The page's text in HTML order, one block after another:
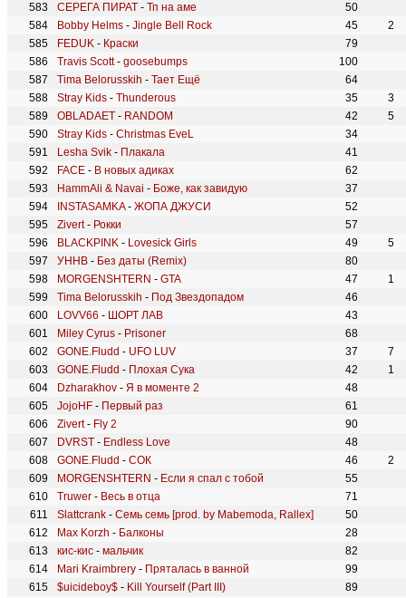
СЕРЕГА ПИРАТ - Тп на аме
50
Bobby Helms - Jingle Bell Rock 45
2
FEDUK - Краски
79
Travis Scott- goosebumps
100
Tima Belorusskih - Тает Ещё
64
Stray Kids - Thunderous 35
3
OBLADAET - RANDOM 42
5
Stray Kids - Christmas EveL
34
Lesha Svik - Плакала
41
FACE - В новых адиках
62
HammAli & Navai - Боже, как завидую
37
INSTASAMKA- ЖОПА ДЖУСИ
52
Zivert- Рокки
57
BLACKPINK - Lovesick Girls 49
5
УННВ - Без даты (Remix)
80
MORGENSHTERN - GTA 47
1
Tima Belorusskih - Под Звездопадом
46
LOVV66 - ШОРТ ЛАВ
43
Miley Cyrus - Prisoner
68
GONE.Fludd - UFO LUV 37
7
GONE.Fludd - Плохая Сука 42
1
Dzharakhov - Я в моменте 2
48
JojoHF - Первый раз
61
Zivert- Fly 2
90
DVRST - Endless Love
48
GONE.Fludd - СОК 46
2
MORGENSHTERN - Если я спал с тобой
55
Truwer - Весь в отца
71
Slattcrank - Семь семь [prod. by Mabemoda, Rallex]
50
Max Korzh - Балконы
28
кис-кис - мальчик
82
Mari Kraimbrery - Пряталась в ванной
99
$uicideboy$ - Kill Yourself (Part III)
89